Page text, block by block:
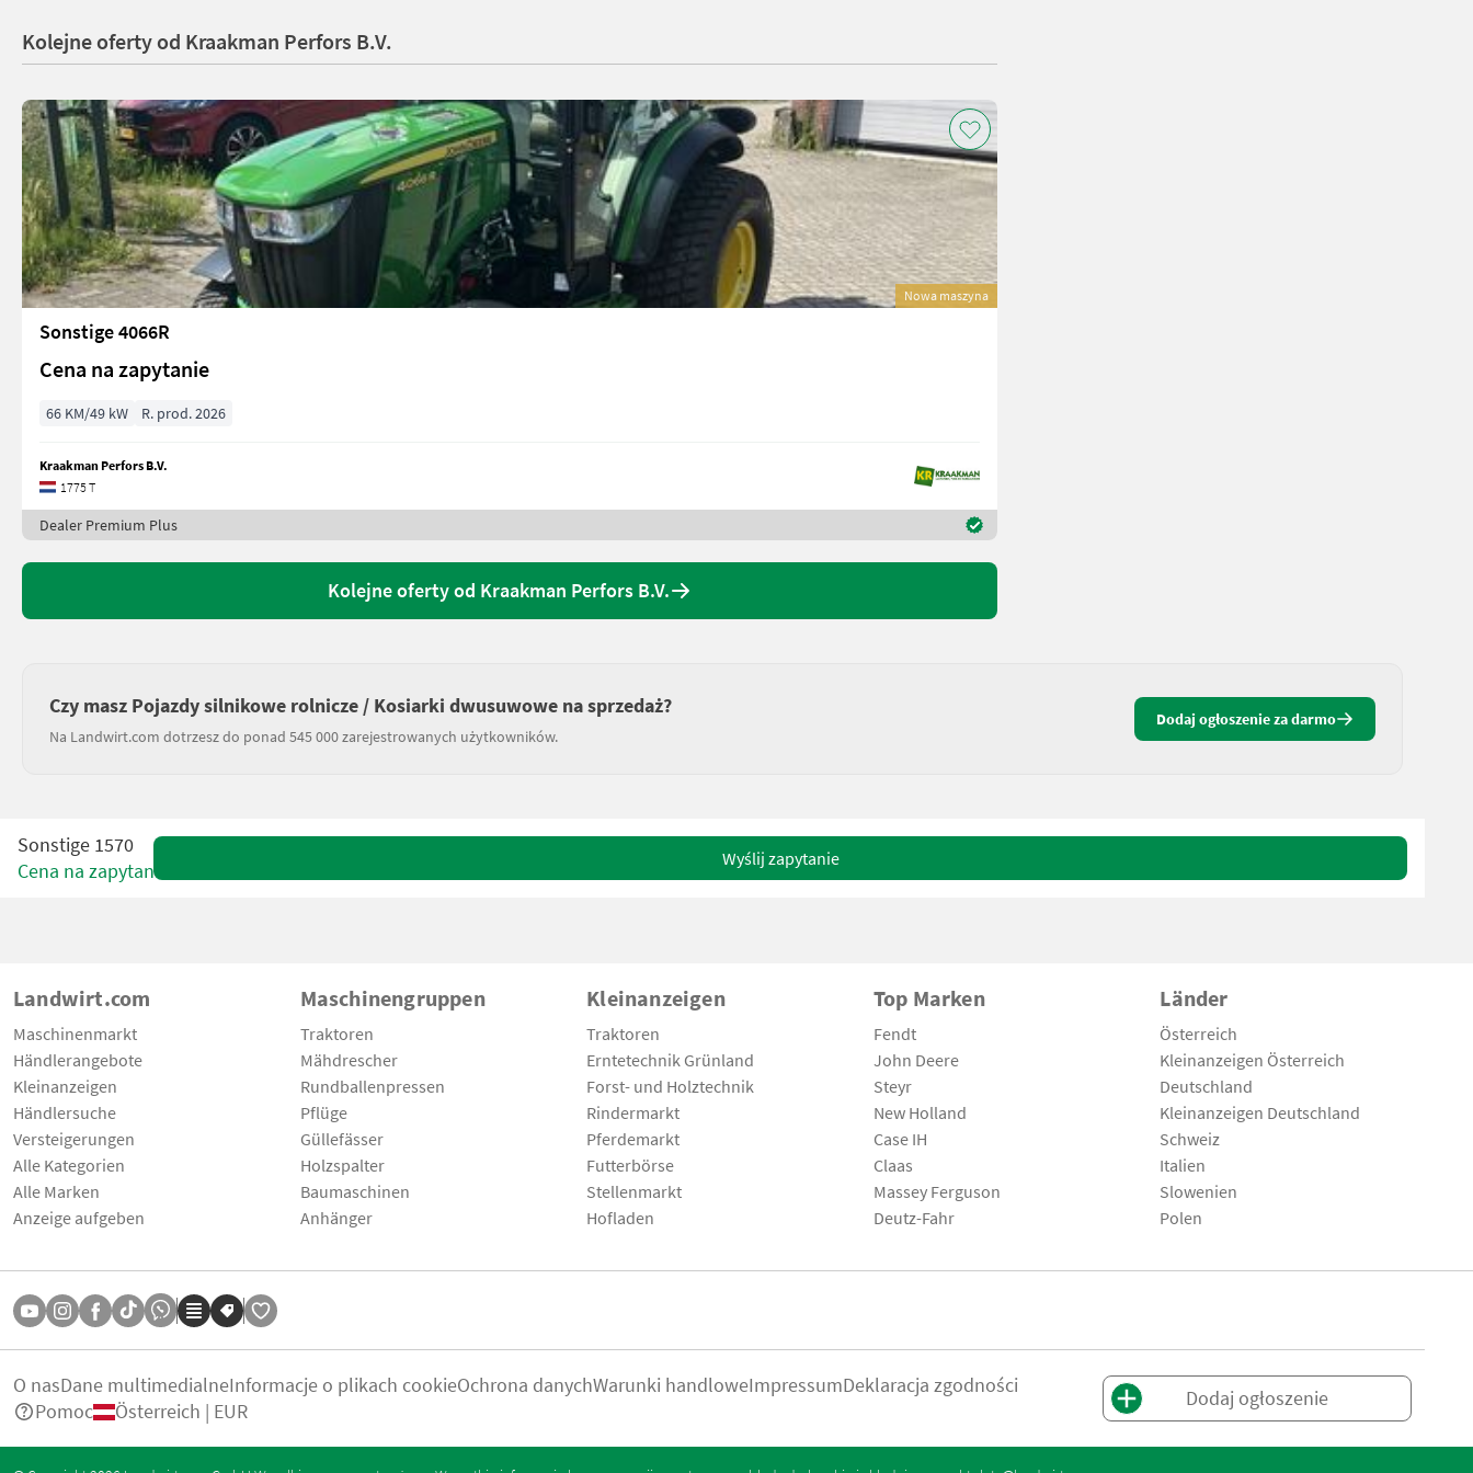
Kolejne oferty od Kraakman Perfors B.V.
Nowa maszyna
Sonstige 4066R
Cena na zapytanie
66 KM/49 kW R. prod. 2026
Kraakman Perfors B.V.
1775 T
Dealer Premium Plus
Kolejne oferty od Kraakman Perfors B.V.
Czy masz Pojazdy silnikowe rolnicze / Kosiarki dwusuwowe na sprzedaż?
Na Landwirt.com dotrzesz do ponad 545 000 zarejestrowanych użytkowników.
Dodaj ogłoszenie za darmo
Sonstige 1570
Cena na zapytanie
Wyślij zapytanie
Landwirt.com
Maschinenmarkt
Händlerangebote
Kleinanzeigen
Händlersuche
Versteigerungen
Alle Kategorien
Alle Marken
Anzeige aufgeben
Maschinengruppen
Traktoren
Mähdrescher
Rundballenpressen
Pflüge
Güllefässer
Holzspalter
Baumaschinen
Anhänger
Kleinanzeigen
Traktoren
Erntetechnik Grünland
Forst- und Holztechnik
Rindermarkt
Pferdemarkt
Futterbörse
Stellenmarkt
Hofladen
Top Marken
Fendt
John Deere
Steyr
New Holland
Case IH
Claas
Massey Ferguson
Deutz-Fahr
Länder
Österreich
Kleinanzeigen Österreich
Deutschland
Kleinanzeigen Deutschland
Schweiz
Italien
Slowenien
Polen
O nasDane multimedialneInformacje o plikach cookieOchrona danychWarunki handloweImpressumDeklaracja zgodności
Pomoc
Österreich | EUR
Dodaj ogłoszenie